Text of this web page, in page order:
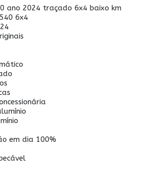
ano 2024 traçado 6x4 baixo km
6x4
em dia 100%